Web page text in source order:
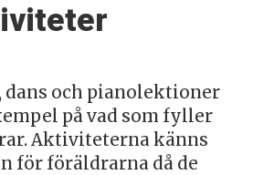
och pianolektioner
på vad som fyller
Aktiviteterna känns
för föräldrarna då de